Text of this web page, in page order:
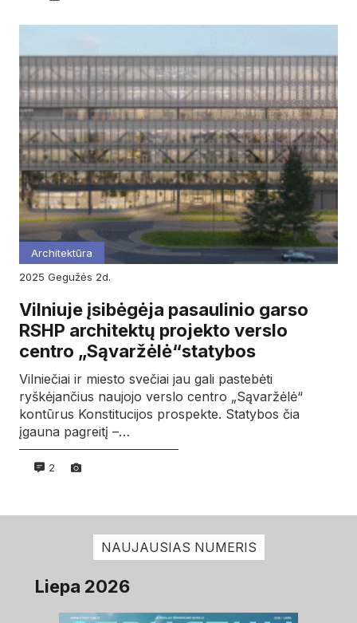
Architektūra
2025
gegužės 2d.
Vilniuje įsibėgėja pasaulinio garso
RSHP architektų projekto verslo
centro „Sąvaržėlė“statybos
Vilniečiai ir miesto svečiai jau gali pastebėti
ryškėjančius naujojo verslo centro „Sąvaržėlė“
kontūrus Konstitucijos prospekte. Statybos čia
įgauna pagreitį –…
2
NAUJAUSIAS NUMERIS
Liepa 2026